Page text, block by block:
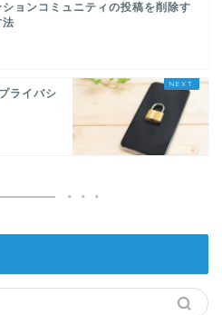
ションコミュニティの投稿を削除す
法
ライバシ